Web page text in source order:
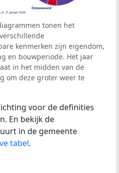
tonen het
kenmerken zijn eigendom,
en bouwperiode. Het jaar
in het midden van de
om deze groter weer te
voor de definities
En bekijk de
in de gemeente
tabel.